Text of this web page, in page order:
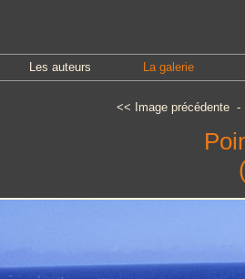
Les auteurs La galerie
<< Image précédente